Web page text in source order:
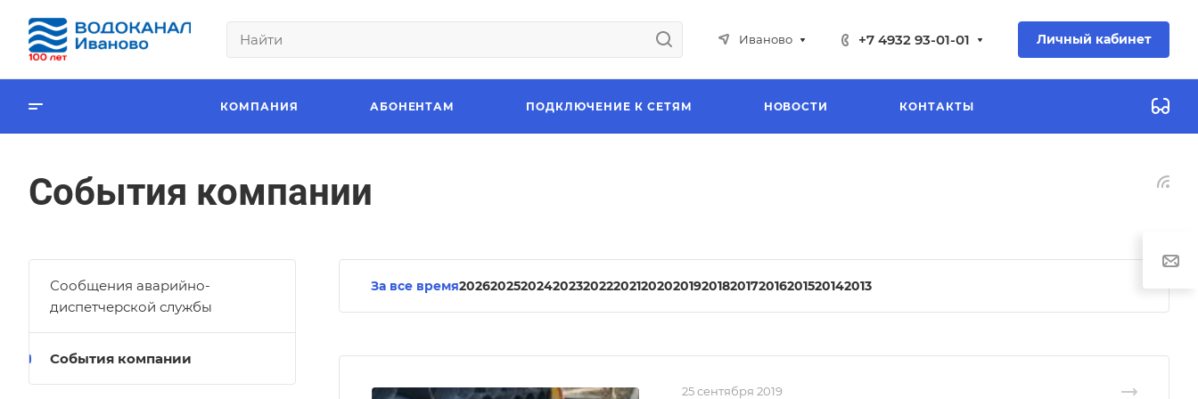
Иваново +7 4932 93-01-01 Личный кабинет
КОМПАНИЯ АБОНЕНТАМ ПОДКЛЮЧЕНИЕ К СЕТЯМ НОВОСТИ КОНТАКТЫ
События компании
За все время20262025202420232022202120202019201820172016201520142013
25 сентября 2019
Сообщения аварийно-
диспетчерской службы
События компании